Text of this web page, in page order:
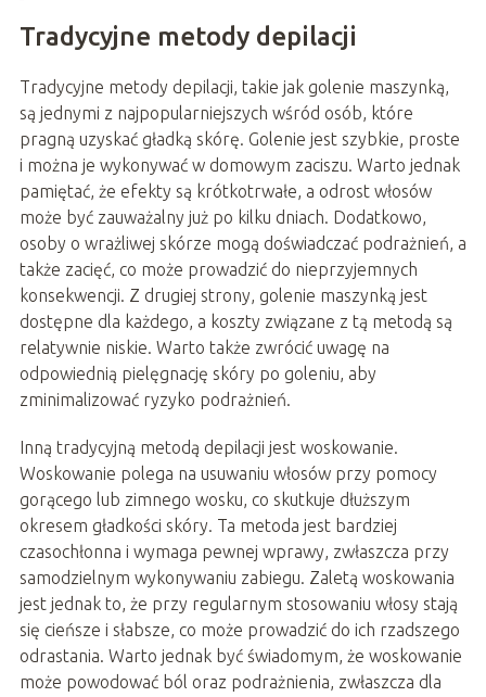
Tradycyjne metody depilacji
Tradycyjne metody depilacji, takie jak golenie maszynką,
są jednymi z najpopularniejszych wśród osób, które
pragną uzyskać gładką skórę. Golenie jest szybkie, proste
i można je wykonywać w domowym zaciszu. Warto jednak
pamiętać, że efekty są krótkotrwałe, a odrost włosów
może być zauważalny już po kilku dniach. Dodatkowo,
osoby o wrażliwej skórze mogą doświadczać podrażnień, a
także zacięć, co może prowadzić do nieprzyjemnych
konsekwencji. Z drugiej strony, golenie maszynką jest
dostępne dla każdego, a koszty związane z tą metodą są
relatywnie niskie. Warto także zwrócić uwagę na
odpowiednią pielęgnację skóry po goleniu, aby
zminimalizować ryzyko podrażnień.
Inną tradycyjną metodą depilacji jest woskowanie.
Woskowanie polega na usuwaniu włosów przy pomocy
gorącego lub zimnego wosku, co skutkuje dłuższym
okresem gładkości skóry. Ta metoda jest bardziej
czasochłonna i wymaga pewnej wprawy, zwłaszcza przy
samodzielnym wykonywaniu zabiegu. Zaletą woskowania
jest jednak to, że przy regularnym stosowaniu włosy stają
się cieńsze i słabsze, co może prowadzić do ich rzadszego
odrastania. Warto jednak być świadomym, że woskowanie
może powodować ból oraz podrażnienia, zwłaszcza dla